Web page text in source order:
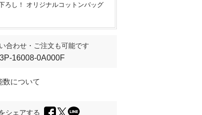
ろし！ オリジナルコットンバッグ
合わせ・ご注文も可能です
16008-0A000F
数について
シェアする